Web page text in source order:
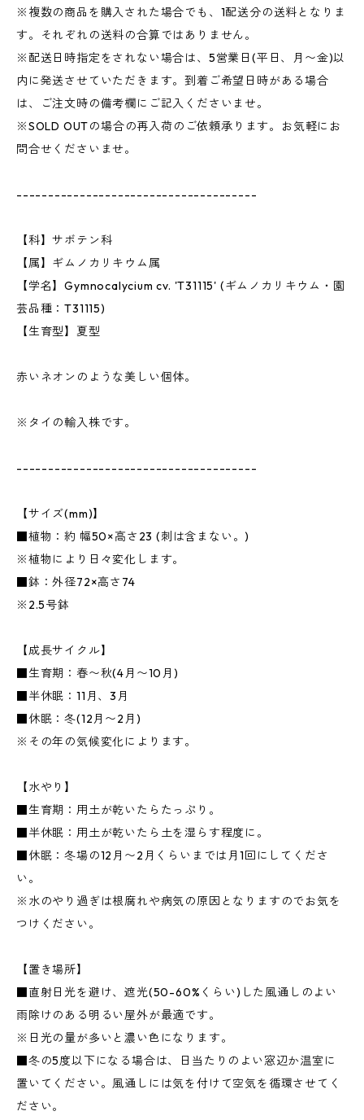
※複数の商品を購入された場合でも、1配送分の送料となりま
す。それぞれの送料の合算ではありません。
※配送日時指定をされない場合は、5営業日(平日、月〜金)以
内に発送させていただきます。到着ご希望日時がある場合
は、ご注文時の備考欄にご記入くださいませ。
※SOLD OUTの場合の再入荷のご依頼承ります。お気軽にお
問合せくださいませ。
--------------------------------------
【科】サボテン科
【属】ギムノカリキウム属
【学名】Gymnocalycium cv. 'T31115' (ギムノカリキウム・園
芸品種：T31115)
【生育型】夏型
赤いネオンのような美しい個体。
※タイの輸入株です。
--------------------------------------
【サイズ(mm)】
■植物：約 幅50×高さ23 (刺は含まない。)
※植物により日々変化します。
■鉢：外径72×高さ74
※2.5号鉢
【成長サイクル】
■生育期：春〜秋(4月〜10月)
■半休眠：11月、3月
■休眠：冬(12月〜2月)
※その年の気候変化によります。
【水やり】
■生育期：用土が乾いたらたっぷり。
■半休眠：用土が乾いたら土を湿らす程度に。
■休眠：冬場の12月〜2月くらいまでは月1回にしてくださ
い。
※水のやり過ぎは根腐れや病気の原因となりますのでお気を
つけください。
【置き場所】
■直射日光を避け、遮光(50-60%くらい)した風通しのよい
雨除けのある明るい屋外が最適です。
※日光の量が多いと濃い色になります。
■冬の5度以下になる場合は、日当たりのよい窓辺か温室に
置いてください。風通しには気を付けて空気を循環させてく
ださい。